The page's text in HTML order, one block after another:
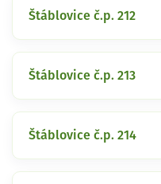
Štáblovice č.p. 212
Štáblovice č.p. 213
Štáblovice č.p. 214